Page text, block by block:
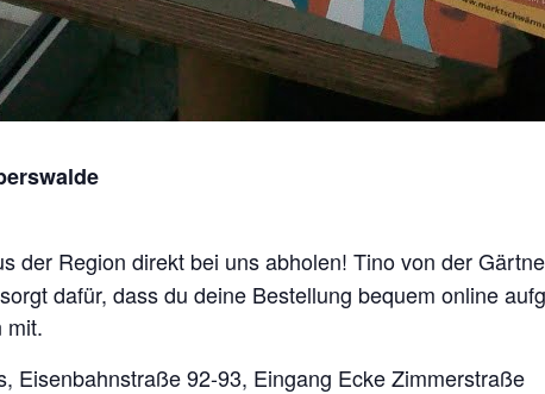
der Region direkt bei uns abholen! Tino von der
dafür, dass du deine Bestellung bequem online
mit.
Eisenbahnstraße 92-93, Eingang Ecke Zimmerstraße